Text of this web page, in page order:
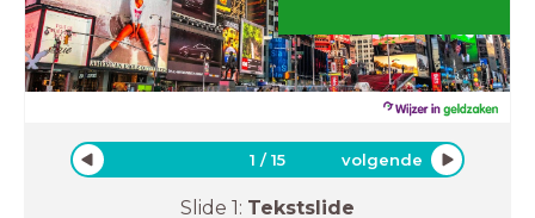
1 /15 volgende
Slide 1: Tekstslide